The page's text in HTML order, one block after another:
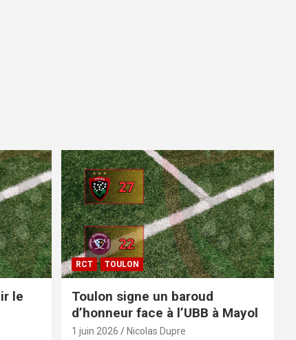
le
RCT TOULON
Toulon signe un baroud
d’honneur face à l’UBB à Mayol
1 juin 2026 Nicolas Dupre